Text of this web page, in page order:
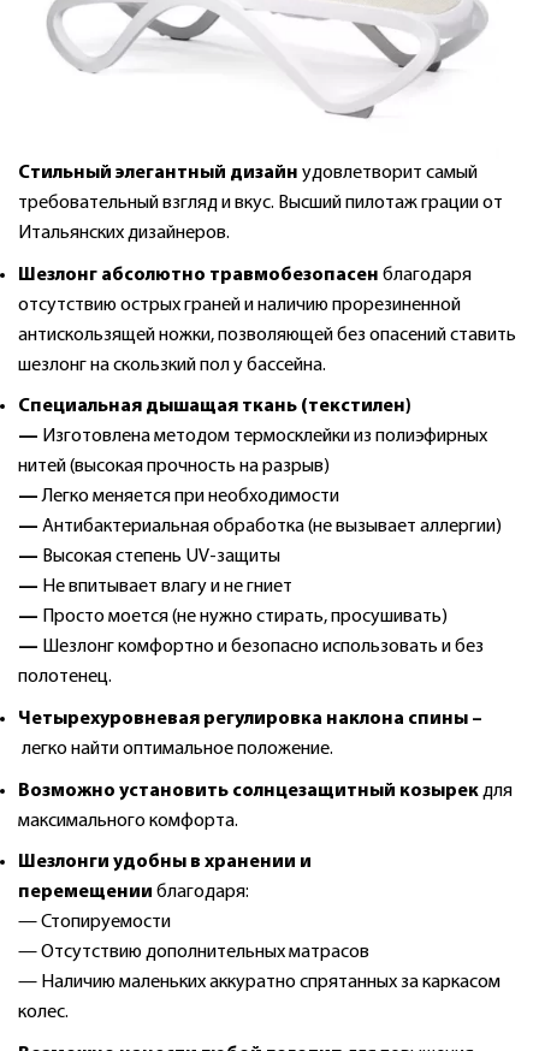
Стильный элегантный дизайн удовлетворит самый
требовательный взгляд и вкус. Высший пилотаж грации от
Итальянских дизайнеров.
Шезлонг абсолютно травмобезопасен благодаря
отсутствию острых граней и наличию прорезиненной
антискользящей ножки, позволяющей без опасений ставить
шезлонг на скользкий пол у бассейна.
Специальная дышащая ткань (текстилен)
— Изготовлена методом термосклейки из полиэфирных
нитей (высокая прочность на разрыв)
—Легко меняется при необходимости
— Антибактериальная обработка (не вызывает аллергии)
— Высокая степень UV-защиты
— Не впитывает влагу и не гниет
— Просто моется (не нужно стирать, просушивать)
— Шезлонг комфортно и безопасно использовать и без
полотенец.
Четырехуровневая регулировка наклона спины –
легко найти оптимальное положение.
Возможно установить солнцезащитный козырекдля
максимального комфорта.
Шезлонги удобны в хранении и
перемещении благодаря:
— Стопируемости
— Отсутствию дополнительных матрасов
— Наличию маленьких аккуратно спрятанных за каркасом
колес.